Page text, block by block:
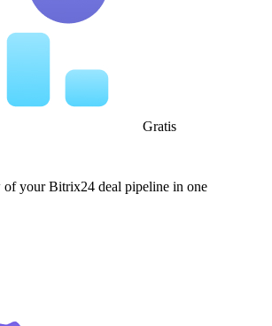
Gratis
your Bitrix24 deal pipeline in one